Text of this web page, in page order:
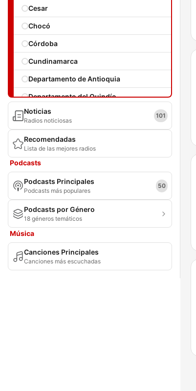
Cesar
Chocó
Córdoba
Cundinamarca
Departamento de Antioquia
Departamento del Quindío
Guainía
Guaviare
Huila
La Guajira
Magdalena
Meta
Nariño
Norte de Santander
Putumayo
Risaralda
Noticias
Radios noticiosas
101
Recomendadas
Lista de las mejores radios
Podcasts
Podcasts Principales
Podcasts más populares
50
Podcasts por Género
18 géneros temáticos
Música
Canciones Principales
Canciones más escuchadas